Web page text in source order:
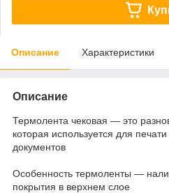
Описание Характеристики
Описание
Термолента чековая — это
которая используется для
документов
Особенность термоленты —
покрытия в верхнем слое